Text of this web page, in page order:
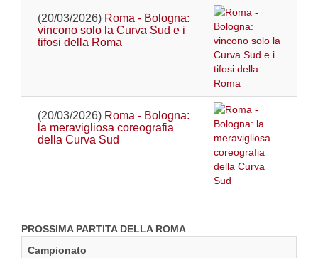
(20/03/2026) Roma - Bologna:
vincono solo la Curva Sud e i
tifosi della Roma
(20/03/2026) Roma - Bologna:
la meravigliosa coreografia
della Curva Sud
PROSSIMA PARTITA DELLA ROMA
Campionato